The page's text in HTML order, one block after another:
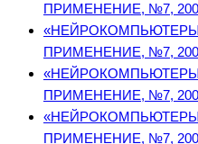
ПРИМЕНЕНИЕ, №7,
ПРИМЕНЕНИЕ, №7,
ПРИМЕНЕНИЕ, №7,
ПРИМЕНЕНИЕ, №7,